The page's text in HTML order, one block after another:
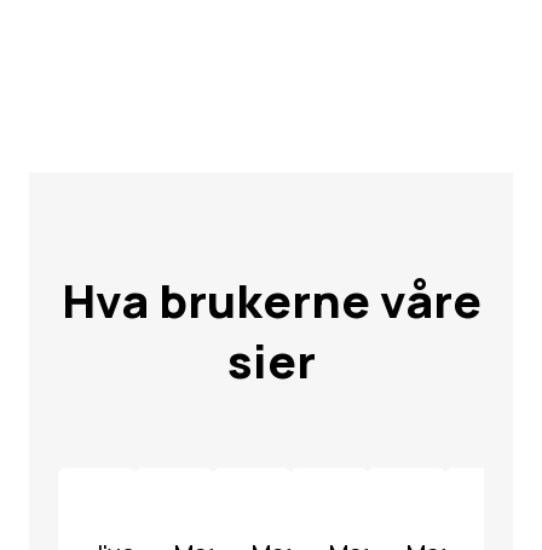
Hva brukerne våre
sier